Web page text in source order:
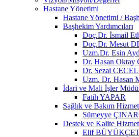
Hastane Yönetimi
Hastane Yönetimi /
Başhekim Yardımcıları
Doç.Dr. İsmail
Doç.Dr. Mesut
Uzm.Dr. Esin
Dr. Hasan
Dr. Sezai
Uzm. Dr.
İdari ve Mali İşler
Fatih YAPAR
Sağlık ve Bakım
Sümeyye
Destek ve Kalite
Elif